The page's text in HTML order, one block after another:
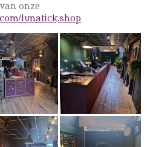
onze
lunatick.shop